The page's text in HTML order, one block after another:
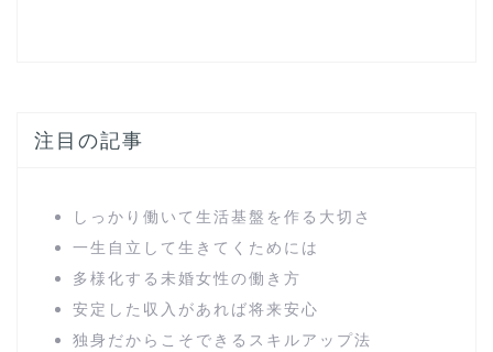
注目の記事
しっかり働いて生活基盤を作る大切さ
一生自立して生きてくためには
多様化する未婚女性の働き方
安定した収入があれば将来安心
独身だからこそできるスキルアップ法